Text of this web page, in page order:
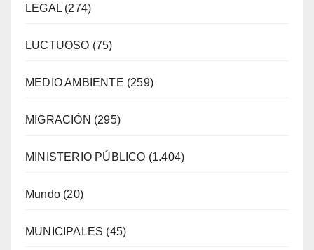
LEGAL (274)
LUCTUOSO (75)
MEDIO AMBIENTE (259)
MIGRACIÓN (295)
MINISTERIO PÚBLICO (1.404)
Mundo (20)
MUNICIPALES (45)